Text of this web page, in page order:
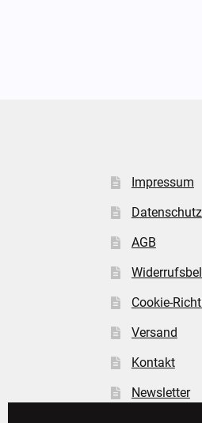
Impressum
Datenschutz
AGB
Cookie-
Versand
Kontakt
Newsletter